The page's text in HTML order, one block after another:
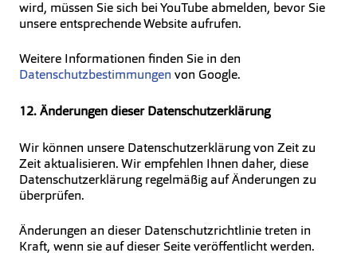
wird, müssen Sie sich bei YouTube abmelden, bevor Sie
unsere entsprechende Website aufrufen.
Weitere Informationen finden Sie in den
Datenschutzbestimmungen von Google.
12. Änderungen dieser Datenschutzerklärung
Wir können unsere Datenschutzerklärung von Zeit zu
Zeit aktualisieren. Wir empfehlen Ihnen daher, diese
Datenschutzerklärung regelmäßig auf Änderungen zu
überprüfen.
Änderungen an dieser Datenschutzrichtlinie treten in
Kraft, wenn sie auf dieser Seite veröffentlicht werden.